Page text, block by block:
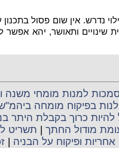
נדרש. אין שום פסול בתכנון
שינויים ותאושר, יהא
למנות מומחי משנה
בפיקוח מומחה
להיות כרוך בקבלת היתר
מודול החתך | תשריט
אחריות ופיקוח על הבניה |